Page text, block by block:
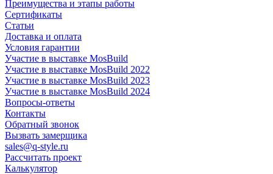
Преимущества и этапы работы
Сертификаты
Статьи
Доставка и оплата
Условия гарантии
Участие в выставке MosBuild
Участие в выставке MosBuild 2022
Участие в выставке MosBuild 2023
Участие в выставке MosBuild 2024
Вопросы-ответы
Контакты
Обратный звонок
Вызвать замерщика
sales@q-style.ru
Рассчитать проект
Калькулятор